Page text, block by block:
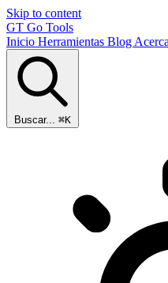
Skip to content
GT Go Tools
Inicio Herramientas Blog
Buscar... ⌘K